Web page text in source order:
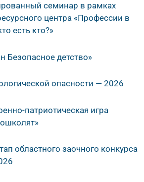
семинар в рамках
центра «Профессии в
есть кто?»
Безопасное детство»
опасности — 2026
патриотическая игра
областного заочного конкурса